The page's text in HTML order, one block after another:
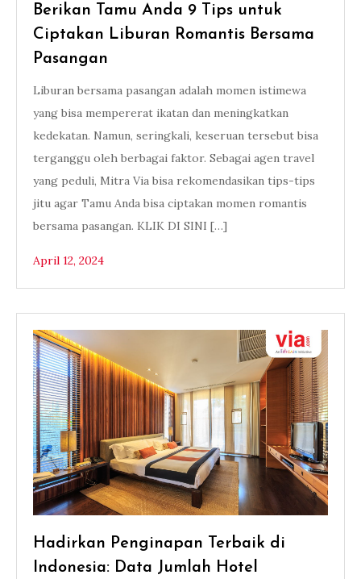
Berikan Tamu Anda 9 Tips untuk
Ciptakan Liburan Romantis Bersama
Pasangan
Liburan bersama pasangan adalah momen istimewa
yang bisa mempererat ikatan dan meningkatkan
kedekatan. Namun, seringkali, keseruan tersebut bisa
terganggu oleh berbagai faktor. Sebagai agen travel
yang peduli, Mitra Via bisa rekomendasikan tips-tips
jitu agar Tamu Anda bisa ciptakan momen romantis
bersama pasangan. KLIK DI SINI […]
April 12, 2024
Hadirkan Penginapan Terbaik di
Indonesia: Data Jumlah Hotel